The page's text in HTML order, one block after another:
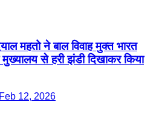
महतो ने बाल विवाह मुक्त भारत
से हरी झंडी दिखाकर किया
12, 2026